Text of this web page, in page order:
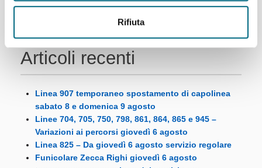
Rifiuta
Articoli recenti
Linea 907 temporaneo spostamento di capolinea
sabato 8 e domenica 9 agosto
Linee 704, 705, 750, 798, 861, 864, 865 e 945 –
Variazioni ai percorsi giovedì 6 agosto
Linea 825 – Da giovedì 6 agosto servizio regolare
Funicolare Zecca Righi giovedì 6 agosto